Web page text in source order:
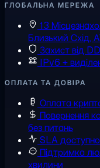
ГЛОБАЛЬНА МЕРЕЖА
13
Близький Схід,
Захист від
IPv6 +
ОПЛАТА ТА ДОВІРА
Оплата
Повернення
без питань
SLA
Підтримка
хвилини